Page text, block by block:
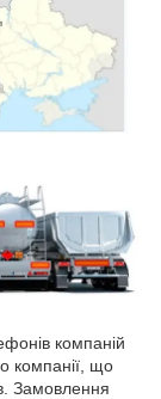
компаній
компанії, що
Замовлення